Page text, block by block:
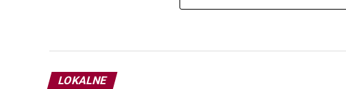
LOKALNE